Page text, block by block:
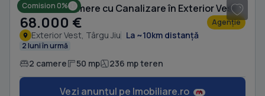
Comision 0%
Casă cu 2 camere cu Canalizare în Exterior Vest
68.000 € Agenție
Exterior Vest, Târgu Jiu La ~10km distanță
2 luni în urmă
2 camere 50 mp 236 mp teren
Vezi anunțul pe Imobiliare.ro